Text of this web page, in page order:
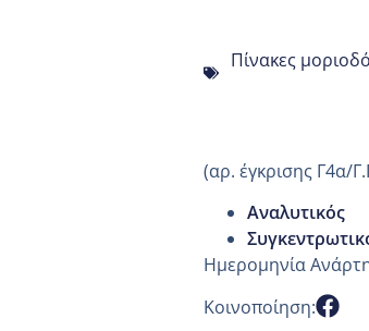
Πίνακες
(αρ. έγκρισης Γ4α/
Αναλυτικός
Ημερομηνία
Κοινοποίηση: